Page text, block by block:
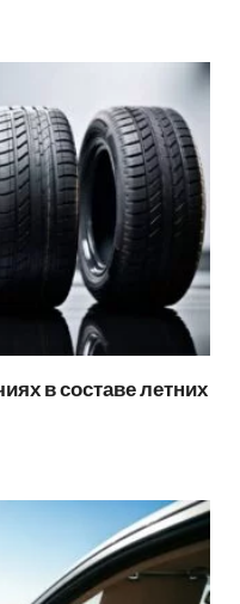
в составе летних